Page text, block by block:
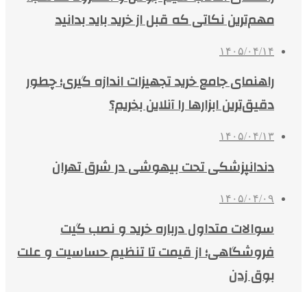
مهم‌ترین نکاتی که قبل از خرید باید بدانید
۱۴۰۵/۰۴/۱۴
راهنمای جامع خرید تجهیزات اندازه گیری؛ چطور
دقیق‌ترین ابزارها را آنلاین بخریم؟
۱۴۰۵/۰۴/۱۳
دندانپزشکی تحت بیهوشی در شرق تهران
۱۴۰۵/۰۴/۰۹
سوالات متداول درباره خرید و نصب گیت
فروشگاهی؛ از قیمت تا تنظیم حساسیت و علت
بوق زدن